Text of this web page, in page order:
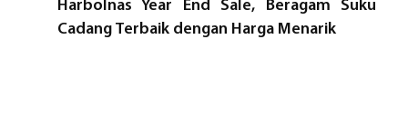
Harbolnas Year End Sale, Beragam Suku
Cadang Terbaik dengan Harga Menarik